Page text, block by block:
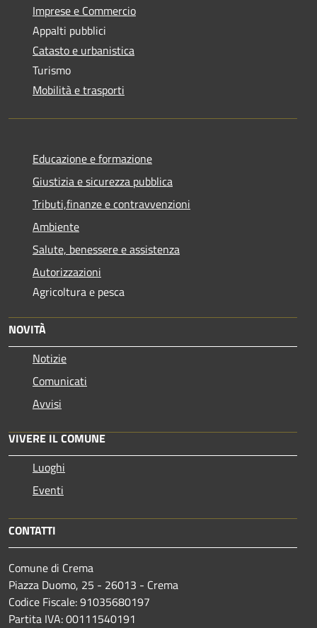
Imprese e Commercio
Appalti pubblici
Catasto e urbanistica
Turismo
Mobilità e trasporti
Educazione e formazione
Giustizia e sicurezza pubblica
Tributi,finanze e contravvenzioni
Ambiente
Salute, benessere e assistenza
Autorizzazioni
Agricoltura e pesca
NOVITÀ
Notizie
Comunicati
Avvisi
VIVERE IL COMUNE
Luoghi
Eventi
CONTATTI
Comune di Crema
Piazza Duomo, 25 - 26013 - Crema
Codice Fiscale: 91035680197
Partita IVA: 00111540191